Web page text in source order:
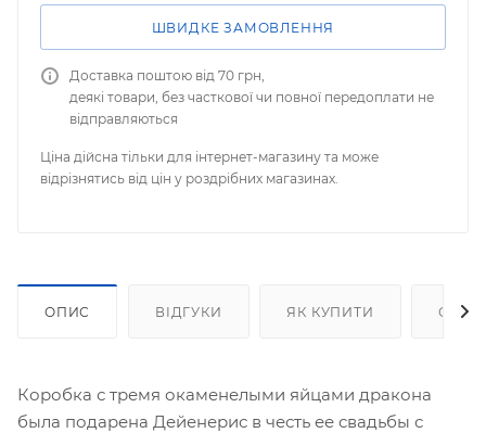
ШВИДКЕ ЗАМОВЛЕННЯ
Доставка поштою від 70 грн,
деякі товари, без часткової чи повної передоплати не
відправляються
Ціна дійсна тільки для інтернет-магазину та може
відрізнятись від цін у роздрібних магазинах.
ОПИС ВІДГУКИ ЯК КУПИТИ
Коробка с тремя окаменелыми яйцами дракона
была подарена Дейенерис в честь ее свадьбы с